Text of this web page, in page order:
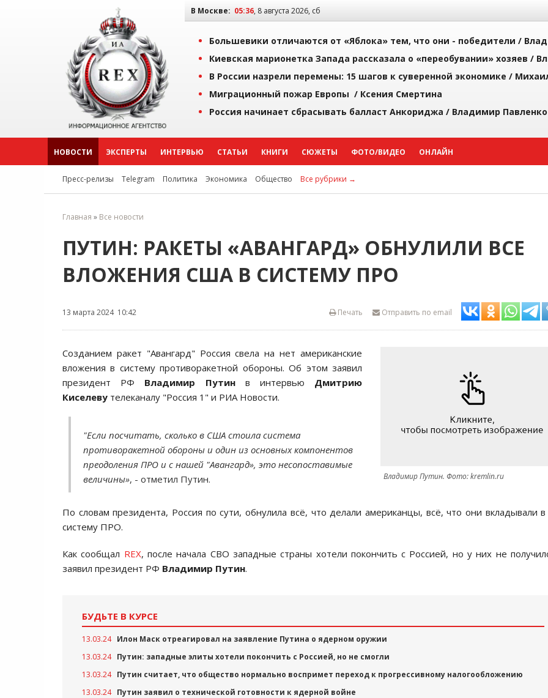
В Москве: 05:36, 8 августа 2026, сб
Большевики отличаются от «Яблока» тем, что они - победители /
Киевская марионетка Запада рассказала о «переобувании» хозяев /
В России назрели перемены: 15 шагов к суверенной экономике /
Миграционный пожар Европы / Ксения Смертина
Россия начинает сбрасывать балласт Анкориджа / Владимир Павленко
НОВОСТИ ЭКСПЕРТЫ ИНТЕРВЬЮ СТАТЬИ КНИГИ СЮЖЕТЫ ФОТО/ВИДЕО ОНЛАЙН
Пресс-релизы Telegram Политика Экономика Общество Все рубрики →
Главная » Все новости
ПУТИН: РАКЕТЫ «АВАНГАРД» ОБНУЛИЛИ ВСЕ
ВЛОЖЕНИЯ США В СИСТЕМУ ПРО
13 марта 2024 10:42 Отправить по email
Печать
Владимир Путин. Фото: kremlin.ru
Созданием ракет "Авангард" Россия свела на нет американские
вложения в систему противоракетной обороны. Об этом заявил
президент РФ Владимир Путинв интервью Дмитрию
Киселеву телеканалу "Россия 1" и РИА Новости.
"Если посчитать, сколько в США стоила система
противоракетной обороны и один из основных компонентов
преодоления ПРО и с нашей "Авангард», это несопоставимые
величины», - отметил Путин.
По словам президента, Россия по сути, обнулила всё, что делали американцы, всё, что они вкладывали в
систему ПРО.
Как сообщал REX, после начала СВО западные страны хотели покончить с Россией, но у них не
заявил президент РФ Владимир Путин.
БУДЬТЕ В КУРСЕ
13.03.24 Илон Маск отреагировал на заявление Путина о ядерном оружии
13.03.24 Путин: западные элиты хотели покончить с Россией, но не смогли
13.03.24 Путин считает, что общество нормально воспримет переход к прогрессивному налогообложению
13.03.24 Путин заявил о технической готовности к ядерной войне